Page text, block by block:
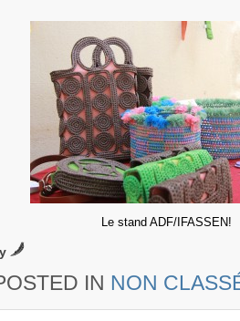
Le stand ADF/IFASSEN!
IN NON